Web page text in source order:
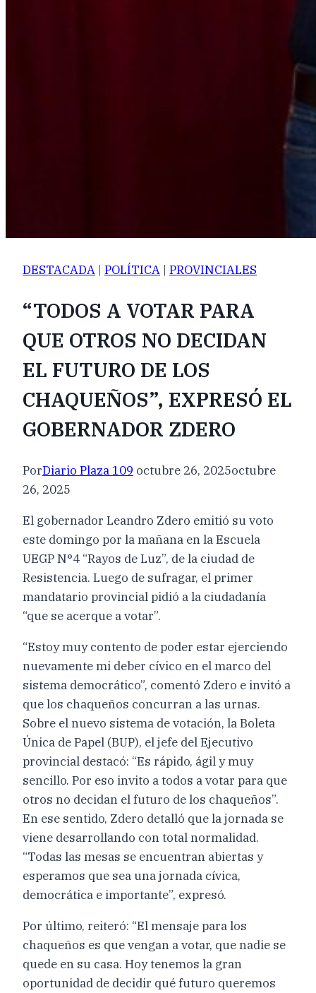
DESTACADA | POLÍTICA | PROVINCIALES
“TODOS A VOTAR PARA
QUE OTROS NO DECIDAN
EL FUTURO DE LOS
CHAQUEÑOS”, EXPRESÓ EL
GOBERNADOR ZDERO
PorDiario Plaza 109 octubre 26, 2025octubre
26, 2025
El gobernador Leandro Zdero emitió su voto
este domingo por la mañana en la Escuela
UEGP N°4 “Rayos de Luz”, de la ciudad de
Resistencia. Luego de sufragar, el primer
mandatario provincial pidió a la ciudadanía
“que se acerque a votar”.
“Estoy muy contento de poder estar ejerciendo
nuevamente mi deber cívico en el marco del
sistema democrático”, comentó Zdero e invitó a
que los chaqueños concurran a las urnas.
Sobre el nuevo sistema de votación, la Boleta
Única de Papel (BUP), el jefe del Ejecutivo
provincial destacó: “Es rápido, ágil y muy
sencillo. Por eso invito a todos a votar para que
otros no decidan el futuro de los chaqueños”.
En ese sentido, Zdero detalló que la jornada se
viene desarrollando con total normalidad.
“Todas las mesas se encuentran abiertas y
esperamos que sea una jornada cívica,
democrática e importante”, expresó.
Por último, reiteró: “El mensaje para los
chaqueños es que vengan a votar, que nadie se
quede en su casa. Hoy tenemos la gran
oportunidad de decidir qué futuro queremos